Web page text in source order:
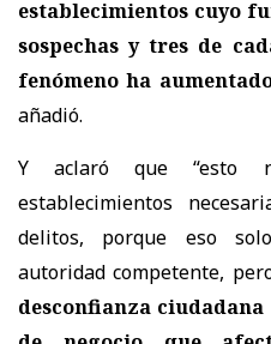
establecimientos cuyo
sospechas y tres de
fenómeno ha
añadió.
Y aclaró que “esto
establecimientos
delitos, porque eso
autoridad competente,
desconfianza